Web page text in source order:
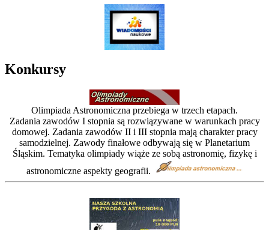
Konkursy
Olimpiada Astronomiczna przebiega w trzech etapach.
Zadania zawodów I stopnia są rozwiązywane w warunkach pracy
domowej. Zadania zawodów II i III stopnia mają charakter pracy
samodzielnej. Zawody finałowe odbywają się w Planetarium
Śląskim. Tematyka olimpiady wiąże ze sobą astronomię, fizykę i
astronomiczne aspekty geografii.